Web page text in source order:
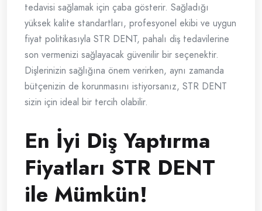
tedavisi sağlamak için çaba gösterir. Sağladığı
yüksek kalite standartları, profesyonel ekibi ve uygun
fiyat politikasıyla STR DENT, pahalı diş tedavilerine
son vermenizi sağlayacak güvenilir bir seçenektir.
Dişlerinizin sağlığına önem verirken, aynı zamanda
bütçenizin de korunmasını istiyorsanız, STR DENT
sizin için ideal bir tercih olabilir.
En İyi Diş Yaptırma
Fiyatları STR DENT
ile Mümkün!